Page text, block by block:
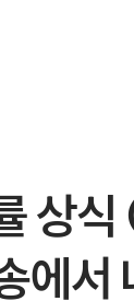
상
에서